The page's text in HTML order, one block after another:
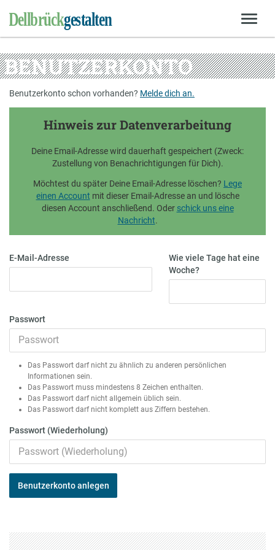
BENUTZERKONTO
Benutzerkonto schon vorhanden? Melde dich an.
Hinweis zur Datenverarbeitung
Deine Email-Adresse wird dauerhaft gespeichert (Zweck:
Zustellung von Benachrichtigungen für Dich).
Möchtest du später Deine Email-Adresse löschen? Lege
einen Account mit dieser Email-Adresse an und lösche
diesen Account anschließend. Oder schick uns eine
Nachricht.
E-Mail-Adresse
Wie viele Tage hat eine
Woche?
Passwort
Das Passwort darf nicht zu ähnlich zu anderen persönlichen
Informationen sein.
Das Passwort muss mindestens 8 Zeichen enthalten.
Das Passwort darf nicht allgemein üblich sein.
Das Passwort darf nicht komplett aus Ziffern bestehen.
Passwort (Wiederholung)
Benutzerkonto anlegen